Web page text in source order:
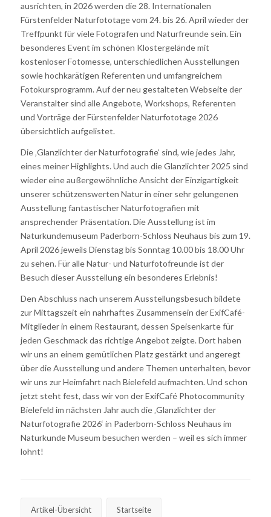
ausrichten, in 2026 werden die 28. Internationalen
Fürstenfelder Naturfototage vom 24. bis 26. April wieder der
Treffpunkt für viele Fotografen und Naturfreunde sein. Ein
besonderes Event im schönen Klostergelände mit
kostenloser Fotomesse, unterschiedlichen Ausstellungen
sowie hochkarätigen Referenten und umfangreichem
Fotokursprogramm. Auf der neu gestalteten Webseite der
Veranstalter sind alle Angebote, Workshops, Referenten
und Vorträge der Fürstenfelder Naturfototage 2026
übersichtlich aufgelistet.
Die ‚Glanzlichter der Naturfotografie‘ sind, wie jedes Jahr,
eines meiner Highlights. Und auch die Glanzlichter 2025 sind
wieder eine außergewöhnliche Ansicht der Einzigartigkeit
unserer schützenswerten Natur in einer sehr gelungenen
Ausstellung fantastischer Naturfotografien mit
ansprechender Präsentation. Die Ausstellung ist im
Naturkundemuseum Paderborn-Schloss Neuhaus bis zum 19.
April 2026 jeweils Dienstag bis Sonntag 10.00 bis 18.00 Uhr
zu sehen. Für alle Natur- und Naturfotofreunde ist der
Besuch dieser Ausstellung ein besonderes Erlebnis!
Den Abschluss nach unserem Ausstellungsbesuch bildete
zur Mittagszeit ein nahrhaftes Zusammensein der ExifCafé-
Mitglieder in einem Restaurant, dessen Speisenkarte für
jeden Geschmack das richtige Angebot zeigte. Dort haben
wir uns an einem gemütlichen Platz gestärkt und angeregt
über die Ausstellung und andere Themen unterhalten, bevor
wir uns zur Heimfahrt nach Bielefeld aufmachten. Und schon
jetzt steht fest, dass wir von der ExifCafé Photocommunity
Bielefeld im nächsten Jahr auch die ‚Glanzlichter der
Naturfotografie 2026‘ in Paderborn-Schloss Neuhaus im
Naturkunde Museum besuchen werden – weil es sich immer
lohnt!
Artikel-Übersicht Startseite